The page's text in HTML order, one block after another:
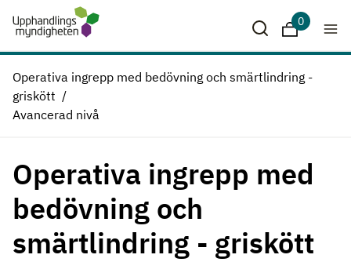
Hoppa till huvudinnehåll
Sparade
0
Operativa ingrepp med bedövning och smärtlindring -
griskött
Avancerad nivå
Operativa ingrepp med
bedövning och
smärtlindring - griskött